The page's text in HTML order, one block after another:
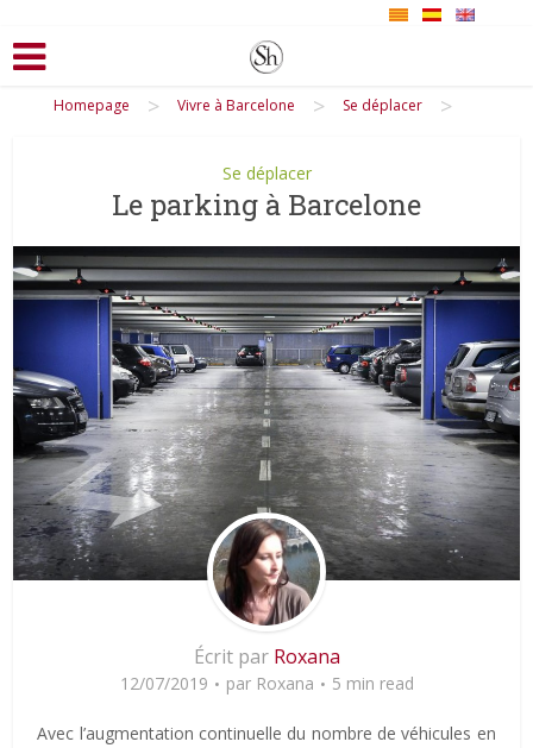
Homepage > Vivre à Barcelone > Se déplacer >
Se déplacer
Le parking à Barcelone
Écrit par Roxana
12/07/2019 par Roxana 5 min read
Avec l’augmentation continuelle du nombre de véhicules en